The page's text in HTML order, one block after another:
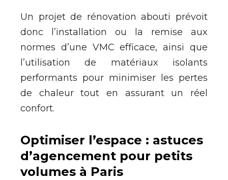
Un projet de rénovation abouti prévoit
donc l’installation ou la remise aux
normes d’une VMC efficace, ainsi que
l’utilisation de matériaux isolants
performants pour minimiser les pertes
de chaleur tout en assurant un réel
confort.
Optimiser l’espace : astuces
d’agencement pour petits
volumes à Paris